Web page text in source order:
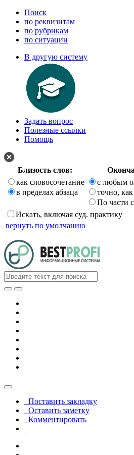
Поиск
по реквизитам
по рубрикам
по ситуации
В другую систему
Задать вопрос
Полезные ссылки
Помощь
Близость слов:
как словосочетание
в пределах абзаца
с любым
точно,
По части
Искать, включая суд. практику
вернуть по умолчанию
Поставить закладку
Оставить заметку
Комментировать